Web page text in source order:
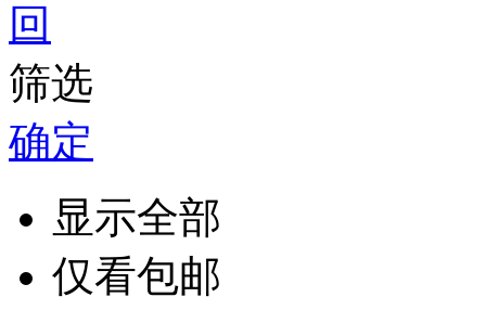
筛选
确定
显示全部
仅看包邮